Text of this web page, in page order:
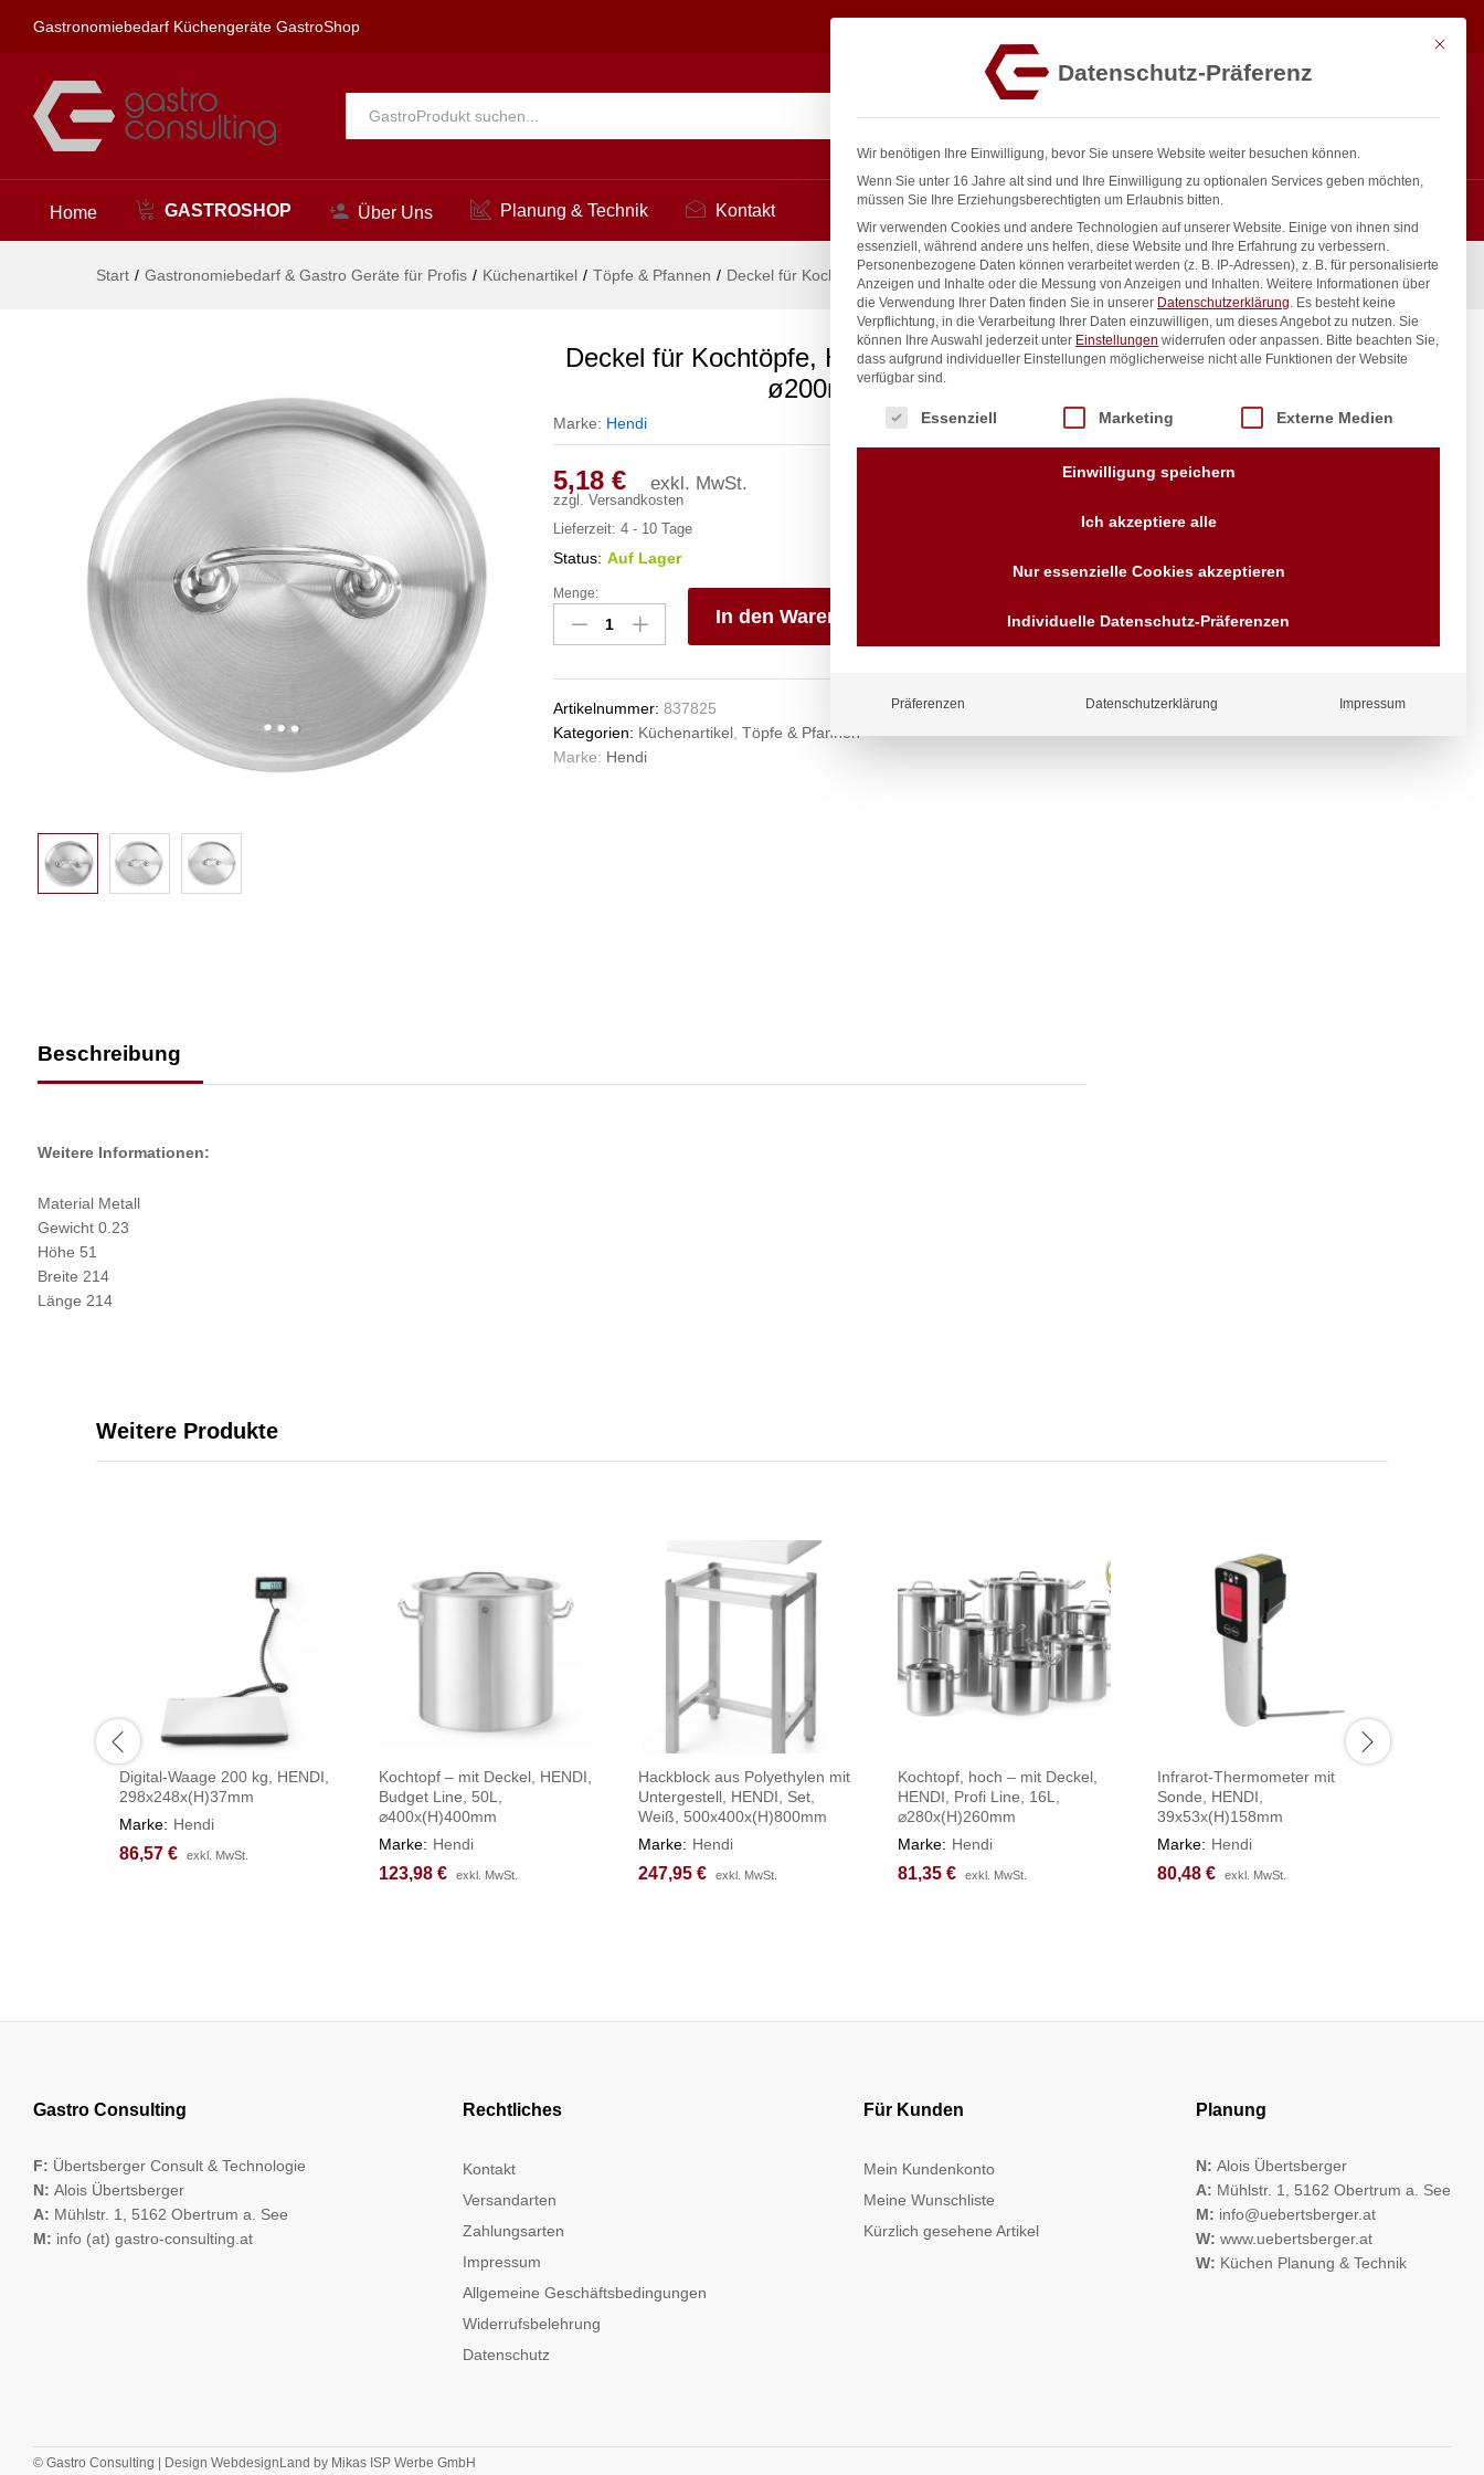
Gastronomiebedarf Küchengeräte GastroShop
Alle Suchen
Home GASTROSHOP Über Uns Planung & Technik Kontakt
Start / Gastronomiebedarf & Gastro Geräte für Profis / Küchenartikel / Töpfe & Pfannen / Deckel für Kochtöpfe, HENDI, Kitchen Line, ø200mm
Deckel für Kochtöpfe, HENDI, Kitchen Line,
ø200mm
Marke: Hendi
5,18 € exkl. MwSt.
zzgl. Versandkosten
Lieferzeit: 4 - 10 Tage
Status: Auf Lager
Deckel
Kochtöpfe,
Line,
ø200mm
Anzahl
Menge:
In den Warenkorb
Vergl
Artikelnummer: 837825
Kategorien: Küchenartikel, Töpfe & Pfannen
Marke: Hendi
Beschreibung
Weitere Informationen:
Material Metall
Gewicht 0.23
Höhe 51
Breite 214
Länge 214
inkl. / exkl. MwSt.
Anfragen
Wir sind seit über 40 Jahren
für Sie da
Vorrauskasse Paypal,
Kreditkarte, Direkt
Weitere Produkte
Digital-Waage 200 kg, HENDI,
298x248x(H)37mm
Marke: Hendi
86,57 € exkl. MwSt.
86,57 € exkl. MwSt.
Kochtopf – mit Deckel, HENDI,
Budget Line, 50L,
⌀400x(H)400mm
Marke: Hendi
123,98 € exkl. MwSt.
123,98 € exkl. MwSt.
Hackblock aus Polyethylen mit
Untergestell, HENDI, Set,
Weiß, 500x400x(H)800mm
Marke: Hendi
247,95 € exkl. MwSt.
247,95 € exkl. MwSt.
Kochtopf, hoch – mit Deckel,
HENDI, Profi Line, 16L,
⌀280x(H)260mm
Marke: Hendi
81,35 € exkl. MwSt.
81,35 € exkl. MwSt.
Infrarot-Thermometer mit
Sonde, HENDI,
39x53x(H)158mm
Marke: Hendi
80,48 € exkl. MwSt.
80,48 € exkl. MwSt.
Gastro Consulting
F: Übertsberger Consult & Technologie
N: Alois Übertsberger
A: Mühlstr. 1, 5162 Obertrum a. See
M: info (at) gastro-consulting.at
Rechtliches
Kontakt
Versandarten
Zahlungsarten
Impressum
Allgemeine Geschäftsbedingungen
Widerrufsbelehrung
Datenschutz
Für Kunden
Mein Kundenkonto
Meine Wunschliste
Kürzlich gesehene Artikel
Planung
N: Alois Übertsberger
A: Mühlstr. 1, 5162 Obertrum a. See
M: info@uebertsberger.at
W: www.uebertsberger.at
W: Küchen Planung & Technik
© Gastro Consulting | Design WebdesignLand by Mikas ISP Werbe GmbH
Beschreibung
5,18€ exkl. MwSt. In den Warenkorb
Mit
Datenschutz-Präferenz
Wir benötigen Ihre Einwilligung, bevor Sie unsere Website weiter besuchen können.
Wenn Sie unter 16 Jahre alt sind und Ihre Einwilligung zu optionalen Services geben möchten,
müssen Sie Ihre Erziehungsberechtigten um Erlaubnis bitten.
Wir verwenden Cookies und andere Technologien auf unserer Website. Einige von ihnen sind
essenziell, während andere uns helfen, diese Website und Ihre Erfahrung zu verbessern.
Personenbezogene Daten können verarbeitet werden (z. B. IP-Adressen), z. B. für personalisierte
Anzeigen und Inhalte oder die Messung von Anzeigen und Inhalten. Weitere Informationen über
die Verwendung Ihrer Daten finden Sie in unserer Datenschutzerklärung. Es besteht keine
Verpflichtung, in die Verarbeitung Ihrer Daten einzuwilligen, um dieses Angebot zu nutzen. Sie
können Ihre Auswahl jederzeit unter Einstellungen widerrufen oder anpassen. Bitte beachten Sie,
dass aufgrund individueller Einstellungen möglicherweise nicht alle Funktionen der Website
verfügbar sind.
Es folgt eine Liste der Service-Gruppen, für die eine Einwilligung erteilt werden kann.
Essenziell Marketing Externe Medien
Einwilligung speichern
Ich akzeptiere alle
Nur essenzielle Cookies akzeptieren
Individuelle Datenschutz-Präferenzen
Präferenzen Datenschutzerklärung Impressum